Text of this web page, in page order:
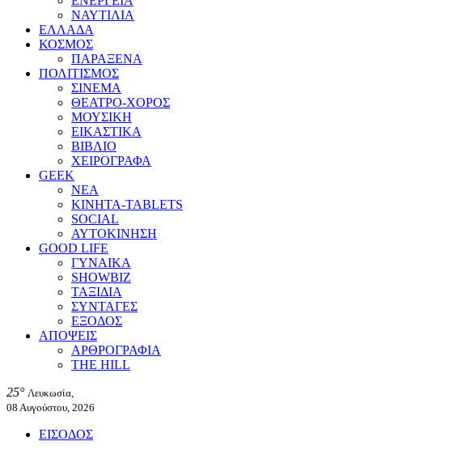
ΝΑΥΤΙΛΙΑ
ΕΛΛΑΔΑ
ΚΟΣΜΟΣ
ΠΑΡΑΞΕΝΑ
ΠΟΛΙΤΙΣΜΟΣ
ΣΙΝΕΜΑ
ΘΕΑΤΡΟ-ΧΟΡΟΣ
ΜΟΥΣΙΚΗ
ΕΙΚΑΣΤΙΚΑ
ΒΙΒΛΙΟ
ΧΕΙΡΟΓΡΑΦΑ
GEEK
ΝΕΑ
ΚΙΝΗΤΑ-TABLETS
SOCIAL
ΑΥΤΟΚΙΝΗΣΗ
GOOD LIFE
ΓΥΝΑΙΚΑ
SHOWBIZ
ΤΑΞΙΔΙΑ
ΣΥΝΤΑΓΕΣ
ΕΞΟΔΟΣ
ΑΠΟΨΕΙΣ
ΑΡΘΡΟΓΡΑΦΙΑ
THE HILL
25° Λευκωσία,
08 Αυγούστου, 2026
ΕΙΣΟΔΟΣ